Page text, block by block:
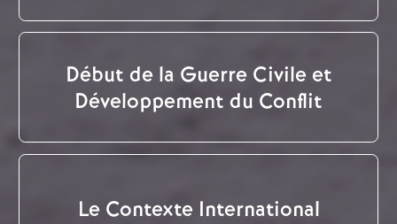
Début de la Guerre Civile et
Développement du Conflit
Le Contexte International